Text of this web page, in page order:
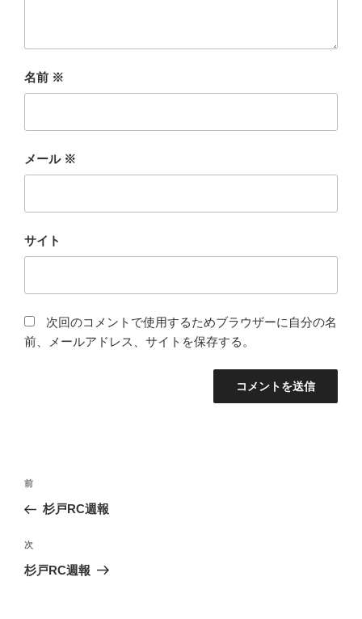
名前 ※
メール ※
サイト
次回のコメントで使用するためブラウザーに自分の名
前、メールアドレス、サイトを保存する。
投
ナ
ビ
ゲ
前
の
稿
前
杉戸RC週報
次
の
次
杉戸RC週報